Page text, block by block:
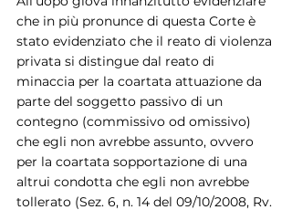
che in più pronunce di questa Corte è
stato evidenziato che il reato di violenza
privata si distingue dal reato di
minaccia per la coartata attuazione da
parte del soggetto passivo di un
contegno (commissivo od omissivo)
che egli non avrebbe assunto, ovvero
per la coartata sopportazione di una
altrui condotta che egli non avrebbe
tollerato (Sez. 6, n. 14 del 09/10/2008, Rv.